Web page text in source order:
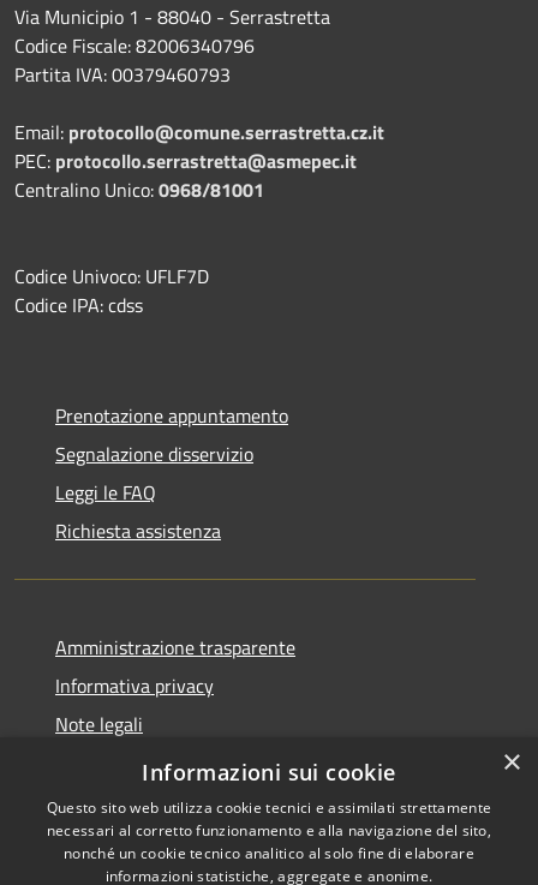
Via Municipio 1 - 88040 - Serrastretta
Codice Fiscale: 82006340796
Partita IVA: 00379460793
Email: protocollo@comune.serrastretta.cz.it
PEC: protocollo.serrastretta@asmepec.it
Centralino Unico:0968/81001
Codice Univoco: UFLF7D
Codice IPA: cdss
Prenotazione appuntamento
Segnalazione disservizio
Leggi le FAQ
Richiesta assistenza
Amministrazione trasparente
Informativa privacy
Note legali
Dichiarazione di accessibilità
×
Informazioni sui cookie
Questo sito web utilizza cookie tecnici e assimilati strettamente
necessari al corretto funzionamento e alla navigazione del sito,
nonché un cookie tecnico analitico al solo fine di elaborare
informazioni statistiche, aggregate e anonime.